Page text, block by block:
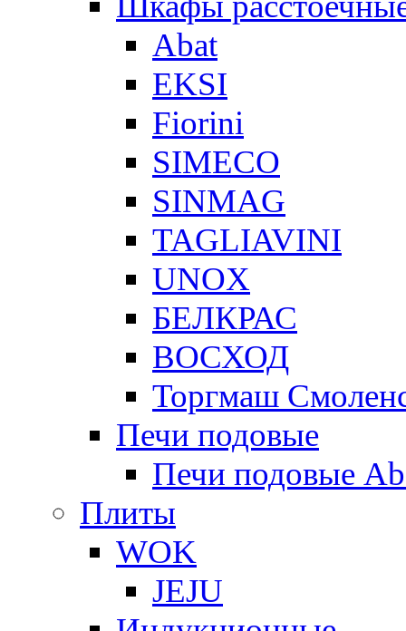
Abat
EKSI
Fiorini
SIMECO
SINMAG
TAGLIAVINI
UNOX
БЕЛКРАС
ВОСХОД
Торгмаш
Печи подовые
Печи подовые
Плиты
WOK
JEJU